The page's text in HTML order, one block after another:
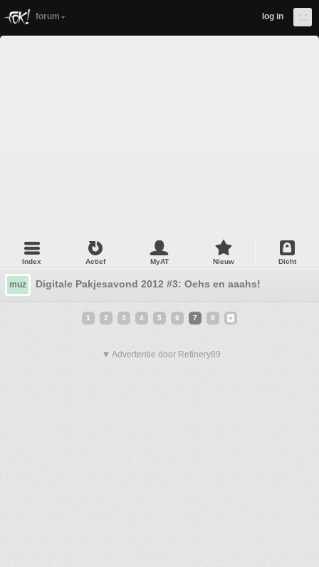
forum log in
Index Actief MyAT Nieuw Dicht
muz Digitale Pakjesavond 2012 #3: Oehs en aaahs!
1 2 3 4 5 6 7 8
▼ Advertentie door Refinery89